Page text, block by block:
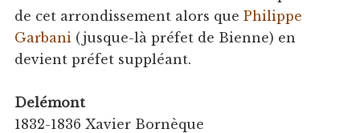
de cet arrondissement alors que Philippe
Garbani (jusque-là préfet de Bienne) en
devient préfet suppléant.
Delémont
1832-1836 Xavier Bornèque